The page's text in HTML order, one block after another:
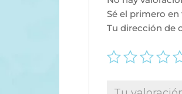
Sé el primero en
Tu dirección de